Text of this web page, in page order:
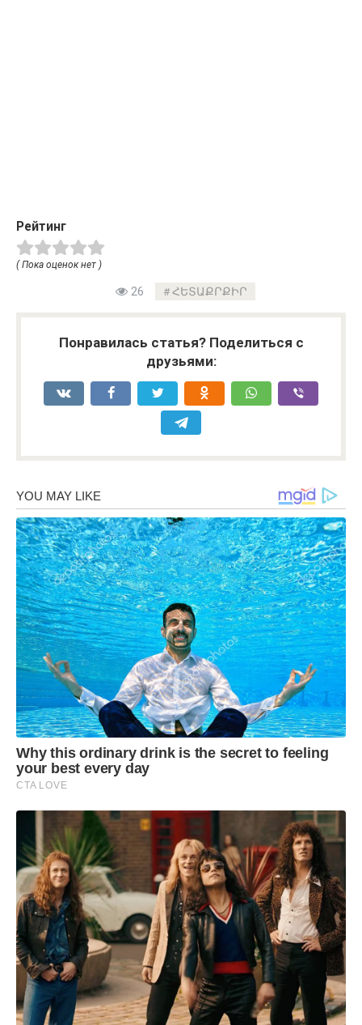
Рейтинг
( Пока оценок нет )
26 ՀԵՏԱՔՐՔԻՐ
Понравилась статья? Поделиться с
друзьями: